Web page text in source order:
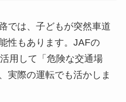
では、子どもが突然車道
性もあります。JAFの
用して「危険な交通場
実際の運転でも活かしま